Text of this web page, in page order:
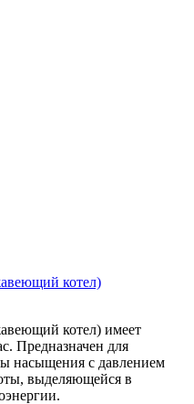
котел)
котел) имеет
Предназначен для
насыщения с давлением
выделяющейся в